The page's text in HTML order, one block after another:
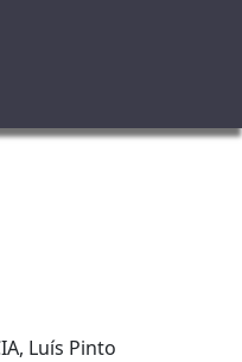
Luís Pinto